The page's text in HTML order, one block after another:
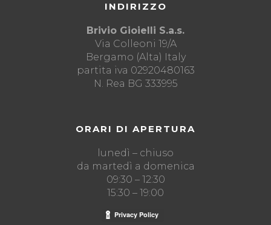
INDIRIZZO
Brivio Gioielli S.a.s.
Via Colleoni 19/A
Bergamo (Alta) Italy
partita iva 02920480163
N. Rea BG 333995
ORARI DI APERTURA
lunedì – chiuso
da martedì a domenica
09:30 – 12:30
15:30 – 19:00